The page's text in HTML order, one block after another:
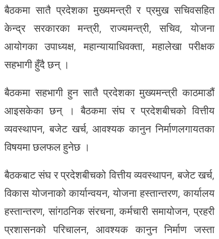
बैठकमा सातै प्रदेशका मुख्यमन्त्री र प्रमुख सचिवसहित
केन्द्र सरकारका मन्त्री, राज्यमन्त्री, सचिव, योजना
आयोगका उपाध्यक्ष, महान्यायाधिवक्ता, महालेखा परीक्षक
सहभागी हुँदै छन् ।
बैठकमा सहभागी हुन सातै प्रदेशका मुख्यमन्त्री काठमाडौं
आइसकेका छन् । बैठकमा संघ र प्रदेशबीचको वित्तीय
व्यवस्थापन, बजेट खर्च, आवश्यक कानुन निर्माणलगायतका
विषयमा छलफल हुनेछ ।
बैठकबाट संघ र प्रदेशबीचको वित्तीय व्यवस्थापन, बजेट खर्च,
विकास योजनाको कार्यान्वयन, योजना हस्तान्तरण, कार्यालय
हस्तान्तरण, सांगठनिक संरचना, कर्मचारी समायोजन, प्रहरी
प्रशासनको परिचालन, आवश्यक कानुन निर्माण जस्ता